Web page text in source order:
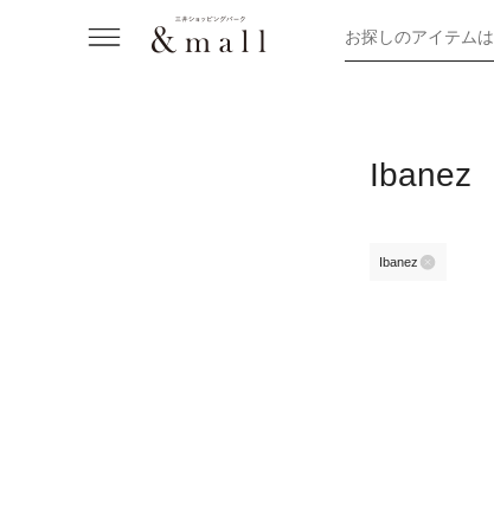
お探しのアイテムは
Ibanez
Ibanez